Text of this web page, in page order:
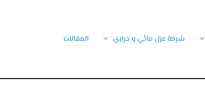
شركة عزل مائي و حراري المقالات